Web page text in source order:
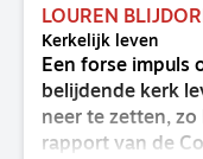
LOUREN
Kerkelijk leven
Een forse impuls
belijdende kerk
neer te zetten, zo
rapport van de